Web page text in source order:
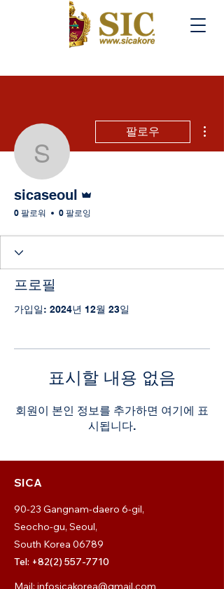
sicaseoul
팔로우
sicaseoul
0 팔로워 0 팔로잉
프로필
가입일: 2024년 12월 23일
표시할 내용 없음
회원이 본인 정보를 추가하면 여기에 표
시됩니다.
SICA
​90-23 Gangnam-daero 6-gil,
Seocho-gu, Seoul,
South Korea 06789
Tel: +82(2) 557-7710
Mail: infosicakorea@gmail.com